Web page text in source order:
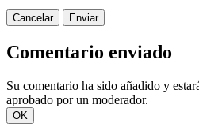
Cancelar Enviar
Comentario enviado
Su comentario ha sido añadido y
aprobado por un moderador.
OK